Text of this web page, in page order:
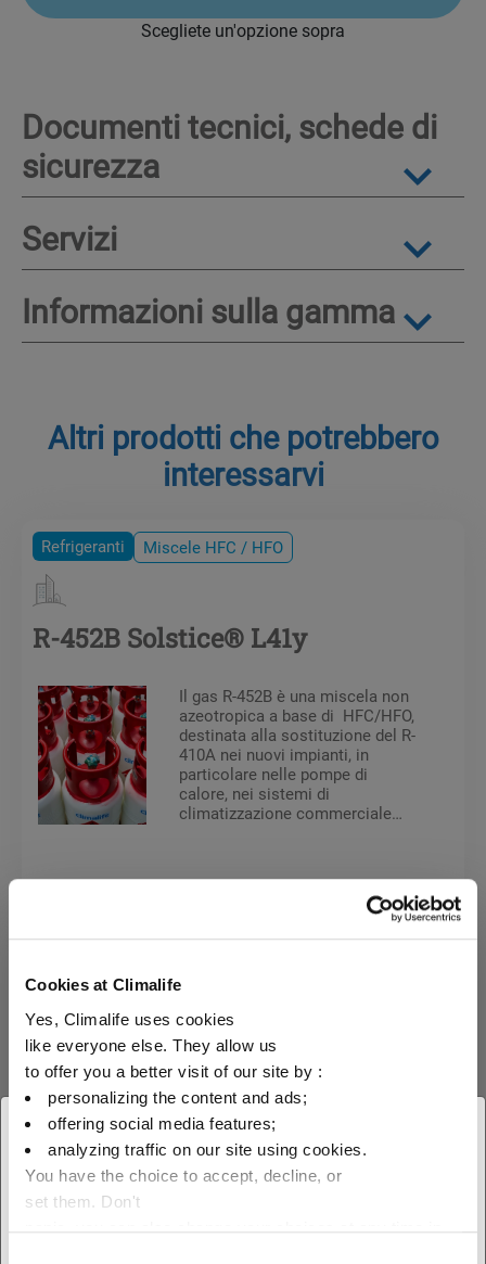
Cookies at Climalife
Yes, Climalife uses cookies
like everyone else. They allow us
to offer you a better visit of our site by :
personalizing the content and ads;
offering social media features;
analyzing traffic on our site using cookies.
You have the choice to accept, decline, or
set them. Don't
× Chiudi
Scegliete la vostra area
Scegliete un'opzione sopra
Documenti tecnici, schede di
sicurezza
Servizi
Informazioni sulla gamma
Altri prodotti che potrebbero
interessarvi
Refrigeranti Miscele HFC / HFO
R-452B Solstice® L41y
Il gas R-452B è una miscela non
azeotropica a base di HFC/HFO,
destinata alla sostituzione del R-
410A nei nuovi impianti, in
particolare nelle pompe di
calore, nei sistemi di
climatizzazione commerciale
R-454B
L'R-454B è una miscela non
azeotropica di idrofluorocarburo
(HFC) e idrofluoroolefina a
basso GWP (HFO).